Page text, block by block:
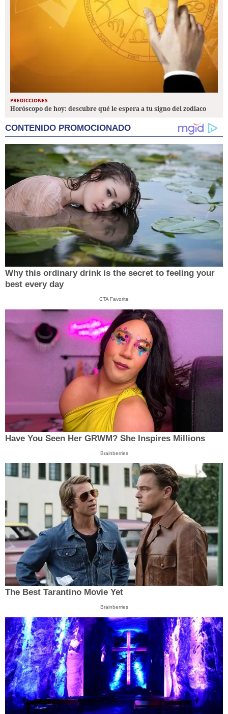
PREDICCIONES
Horóscopo de hoy: descubre qué le espera a tu signo del zodiaco
CONTENIDO PROMOCIONADO
Why this ordinary drink is the secret to feeling your
best every day
CTA Favorite
Have You Seen Her GRWM? She Inspires Millions
Brainberries
The Best Tarantino Movie Yet
Brainberries